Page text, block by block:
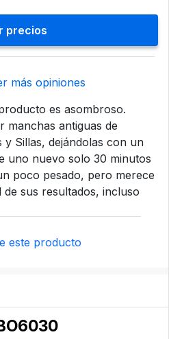
precios
más opiniones
es asombroso.
manchas antiguas de
y Sillas, dejándolas con un
uno nuevo solo 30 minutos
poco pesado, pero merece
sus resultados, incluso
este producto